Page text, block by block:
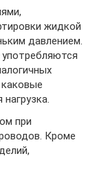
жидкой
давлением.
при
Кроме